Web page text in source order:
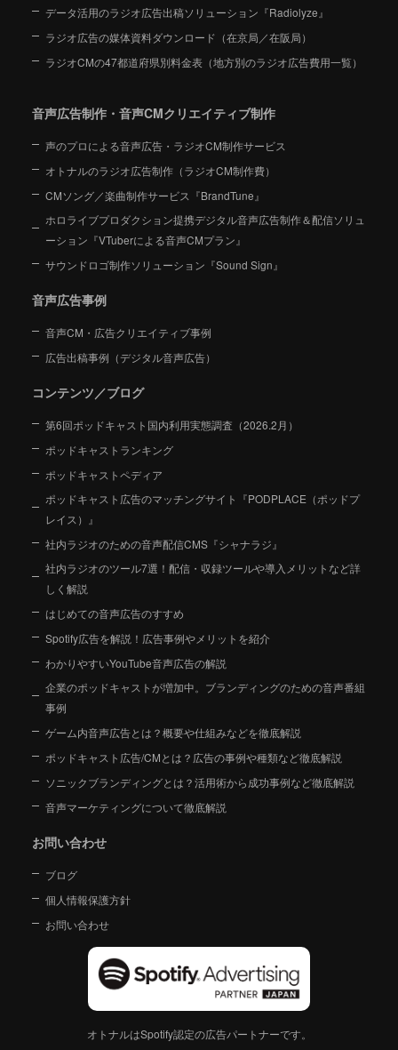
データ活用のラジオ広告出稿ソリューション『Radiolyze』
ラジオ広告の媒体資料ダウンロード（在京局／在阪局）
ラジオCMの47都道府県別料金表（地方別のラジオ広告費用一覧）
音声広告制作・音声CMクリエイティブ制作
声のプロによる音声広告・ラジオCM制作サービス
オトナルのラジオ広告制作（ラジオCM制作費）
CMソング／楽曲制作サービス『BrandTune』
ホロライブプロダクション提携デジタル音声広告制作＆配信ソリュ
ーション 『VTuberによる音声CMプラン』
サウンドロゴ制作ソリューション『Sound Sign』
音声広告事例
音声CM・広告クリエイティブ事例
広告出稿事例（デジタル音声広告）
コンテンツ／ブログ
第6回ポッドキャスト国内利用実態調査（2026.2月）
ポッドキャストランキング
ポッドキャストペディア
ポッドキャスト広告のマッチングサイト『PODPLACE（ポッドプ
レイス）』
社内ラジオのための音声配信CMS『シャナラジ』
社内ラジオのツール7選！配信・収録ツールや導入メリットなど詳
しく解説
はじめての音声広告のすすめ
Spotify広告を解説！広告事例やメリットを紹介
わかりやすいYouTube音声広告の解説
企業のポッドキャストが増加中。ブランディングのための音声番組
事例
ゲーム内音声広告とは？概要や仕組みなどを徹底解説
ポッドキャスト広告/CMとは？広告の事例や種類など徹底解説
ソニックブランディングとは？活用術から成功事例など徹底解説
音声マーケティングについて徹底解説
お問い合わせ
ブログ
個人情報保護方針
お問い合わせ
オトナルはSpotify認定の広告パートナーです。